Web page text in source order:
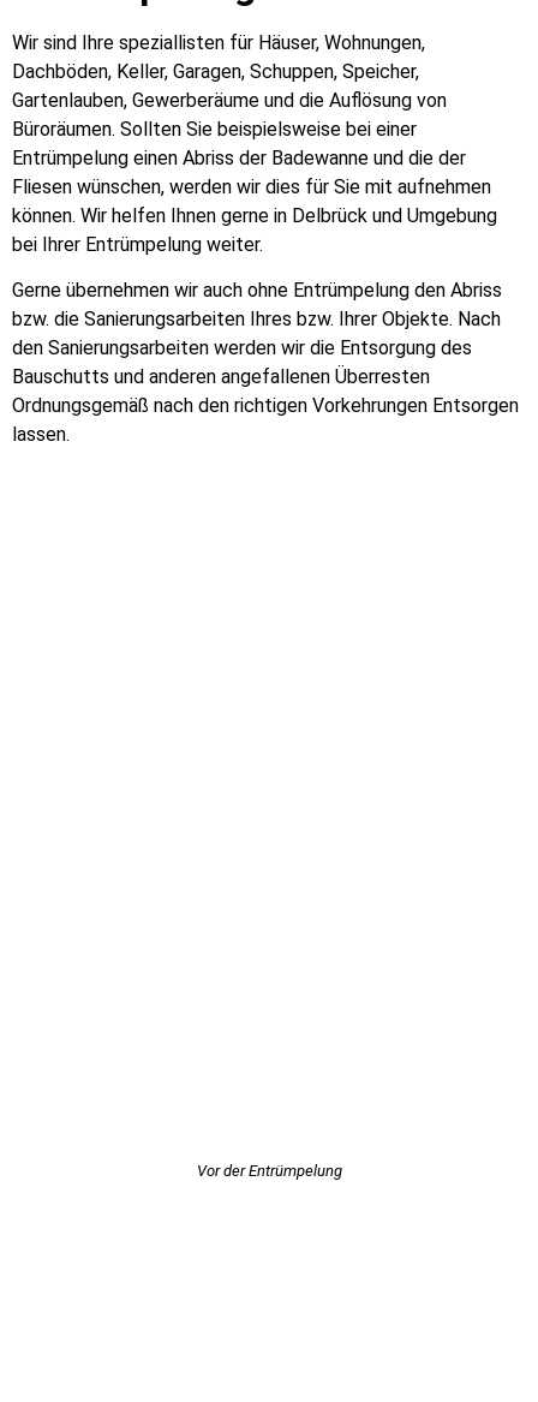
Wir sind Ihre speziallisten für Häuser, Wohnungen,
Dachböden, Keller, Garagen, Schuppen, Speicher,
Gartenlauben, Gewerberäume und die Auflösung von
Büroräumen. Sollten Sie beispielsweise bei einer
Entrümpelung einen Abriss der Badewanne und die der
Fliesen wünschen, werden wir dies für Sie mit aufnehmen
können. Wir helfen Ihnen gerne in Delbrück und Umgebung
bei Ihrer Entrümpelung weiter.
Gerne übernehmen wir auch ohne Entrümpelung den Abriss
bzw. die Sanierungsarbeiten Ihres bzw. Ihrer Objekte. Nach
den Sanierungsarbeiten werden wir die Entsorgung des
Bauschutts und anderen angefallenen Überresten
Ordnungsgemäß nach den richtigen Vorkehrungen Entsorgen
lassen.
Vor der Entrümpelung